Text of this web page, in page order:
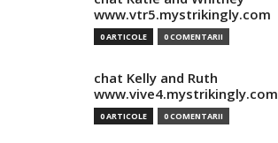
www.vtr5.mystrikingly.com
0 ARTICOLE 0 COMENTARII
chat Kelly and Ruth
www.vive4.mystrikingly.com
0 ARTICOLE 0 COMENTARII